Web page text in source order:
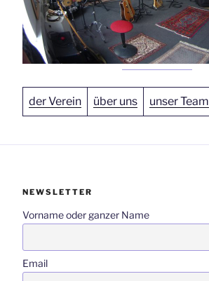
der Verein über uns unser Team
NEWSLETTER
Vorname oder ganzer Name
Email